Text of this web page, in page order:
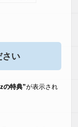
さい
の特典”が表示され